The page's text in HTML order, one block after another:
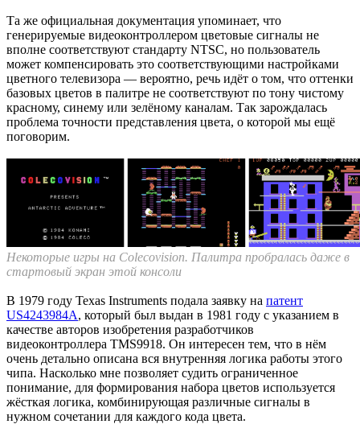
Та же официальная документация упоминает, что
генерируемые видеоконтроллером цветовые сигналы не
вполне соответствуют стандарту NTSC, но пользователь
может компенсировать это соответствующими настройками
цветного телевизора — вероятно, речь идёт о том, что оттенки
базовых цветов в палитре не соответствуют по тону чистому
красному, синему или зелёному каналам. Так зарождалась
проблема точности представления цвета, о которой мы ещё
поговорим.
Некоторые игры на Colecovision. Палитра пробралась даже в
стартовый экран этой консоли
В 1979 году Texas Instruments подала заявку на патент
US4243984A, который был выдан в 1981 году с указанием в
качестве авторов изобретения разработчиков
видеоконтроллера TMS9918. Он интересен тем, что в нём
очень детально описана вся внутренняя логика работы этого
чипа. Насколько мне позволяет судить ограниченное
понимание, для формирования набора цветов используется
жёсткая логика, комбинирующая различные сигналы в
нужном сочетании для каждого кода цвета.